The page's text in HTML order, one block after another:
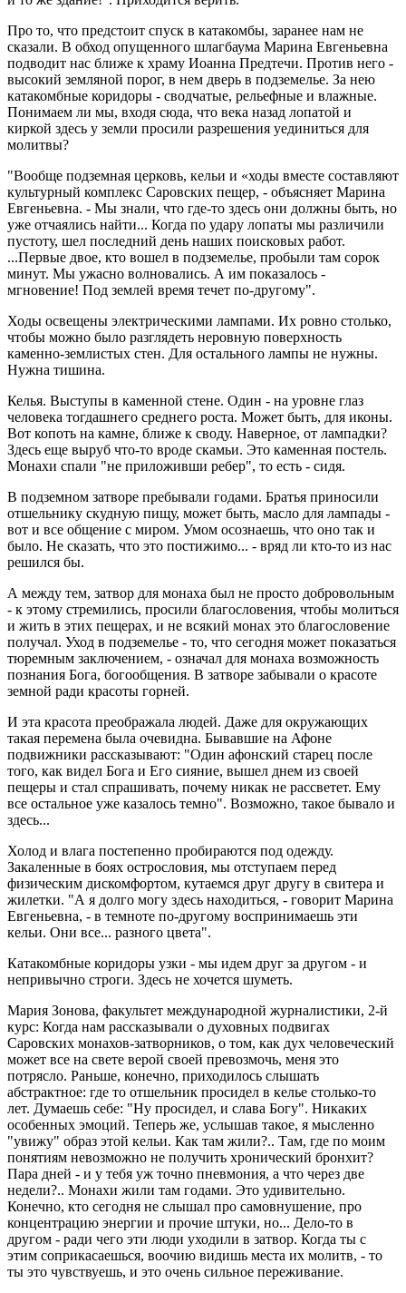
Про то, что предстоит спуск в катакомбы, заранее нам не
сказали. В обход опущенного шлагбаума Марина Евгеньевна
подводит нас ближе к храму Иоанна Предтечи. Против него -
высокий земляной порог, в нем дверь в подземелье. За нею
катакомбные коридоры - сводчатые, рельефные и влажные.
Понимаем ли мы, входя сюда, что века назад лопатой и
киркой здесь у земли просили разрешения уединиться для
молитвы?
"Вообще подземная церковь, кельи и «ходы вместе составляют
культурный комплекс Саровских пещер, - объясняет Марина
Евгеньевна. - Мы знали, что где-то здесь они должны быть, но
уже отчаялись найти... Когда по удару лопаты мы различили
пустоту, шел последний день наших поисковых работ.
...Первые двое, кто вошел в подземелье, пробыли там сорок
минут. Мы ужасно волновались. А им показалось -
мгновение! Под землей время течет по-другому".
Ходы освещены электрическими лампами. Их ровно столько,
чтобы можно было разглядеть неровную поверхность
каменно-землистых стен. Для остального лампы не нужны.
Нужна тишина.
Келья. Выступы в каменной стене. Один - на уровне глаз
человека тогдашнего среднего роста. Может быть, для иконы.
Вот копоть на камне, ближе к своду. Наверное, от лампадки?
Здесь еще выруб что-то вроде скамьи. Это каменная постель.
Монахи спали "не приложивши ребер", то есть - сидя.
В подземном затворе пребывали годами. Братья приносили
отшельнику скудную пищу, может быть, масло для лампады -
вот и все общение с миром. Умом осознаешь, что оно так и
было. Не сказать, что это постижимо... - вряд ли кто-то из нас
решился бы.
А между тем, затвор для монаха был не просто добровольным
- к этому стремились, просили благословения, чтобы молиться
и жить в этих пещерах, и не всякий монах это благословение
получал. Уход в подземелье - то, что сегодня может показаться
тюремным заключением, - означал для монаха возможность
познания Бога, богообщения. В затворе забывали о красоте
земной ради красоты горней.
И эта красота преображала людей. Даже для окружающих
такая перемена была очевидна. Бывавшие на Афоне
подвижники рассказывают: "Один афонский старец после
того, как видел Бога и Его сияние, вышел днем из своей
пещеры и стал спрашивать, почему никак не рассветет. Ему
все остальное уже казалось темно". Возможно, такое бывало и
здесь...
Холод и влага постепенно пробираются под одежду.
Закаленные в боях острословия, мы отступаем перед
физическим дискомфортом, кутаемся друг другу в свитера и
жилетки. "А я долго могу здесь находиться, - говорит Марина
Евгеньевна, - в темноте по-другому воспринимаешь эти
кельи. Они все... разного цвета".
Катакомбные коридоры узки - мы идем друг за другом - и
непривычно строги. Здесь не хочется шуметь.
Мария Зонова, факультет международной журналистики, 2-й
курс: Когда нам рассказывали о духовных подвигах
Саровских монахов-затворников, о том, как дух человеческий
может все на свете верой своей превозмочь, меня это
потрясло. Раньше, конечно, приходилось слышать
абстрактное: где то отшельник просидел в келье столько-то
лет. Думаешь себе: "Ну просидел, и слава Богу". Никаких
особенных эмоций. Теперь же, услышав такое, я мысленно
"увижу" образ этой кельи. Как там жили?.. Там, где по моим
понятиям невозможно не получить хронический бронхит?
Паpa дней - и у тебя уж точно пневмония, а что через две
недели?.. Монахи жили там годами. Это удивительно.
Конечно, кто сегодня не слышал про самовнушение, про
концентрацию энергии и прочие штуки, но... Дело-то в
другом - ради чего эти люди уходили в затвор. Когда ты с
этим соприкасаешься, воочию видишь места их молитв, - то
ты это чувствуешь, и это очень сильное переживание.